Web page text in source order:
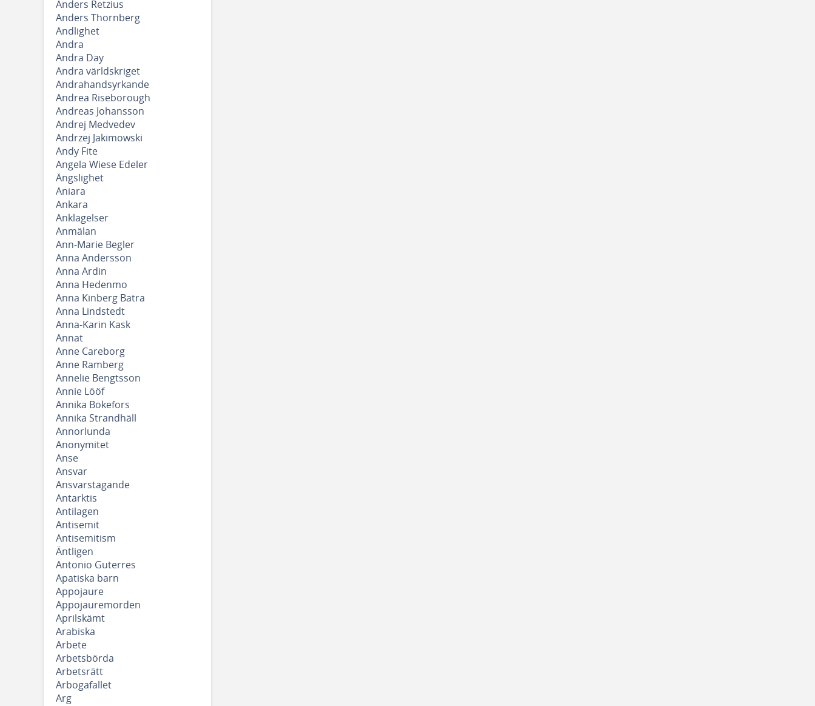
Anders Retzius
Anders Thornberg
Andlighet
Andra
Andra Day
Andra världskriget
Andrahandsyrkande
Andrea Riseborough
Andreas Johansson
Andrej Medvedev
Andrzej Jakimowski
Andy Fite
Angela Wiese Edeler
Ängslighet
Aniara
Ankara
Anklagelser
Anmälan
Ann-Marie Begler
Anna Andersson
Anna Ardin
Anna Hedenmo
Anna Kinberg Batra
Anna Lindstedt
Anna-Karin Kask
Annat
Anne Careborg
Anne Ramberg
Annelie Bengtsson
Annie Lööf
Annika Bokefors
Annika Strandhäll
Annorlunda
Anonymitet
Anse
Ansvar
Ansvarstagande
Antarktis
Antilagen
Antisemit
Antisemitism
Äntligen
Antonio Guterres
Apatiska barn
Appojaure
Appojauremorden
Aprilskämt
Arabiska
Arbete
Arbetsbörda
Arbetsrätt
Arbogafallet
Arg